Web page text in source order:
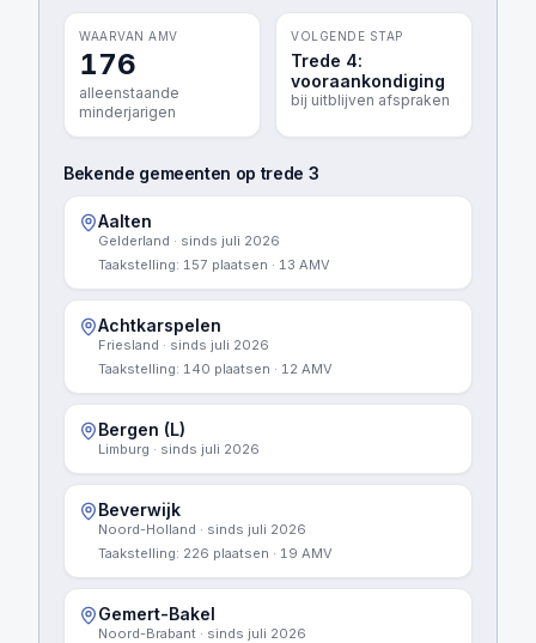
WAARVAN AMV
176
alleenstaande
minderjarigen
VOLGENDE STAP
Trede 4:
vooraankondiging
bij uitblijven afspraken
Bekende gemeenten op trede 3
Aalten
Gelderland · sinds juli 2026
Taakstelling: 157 plaatsen · 13 AMV
Achtkarspelen
Friesland · sinds juli 2026
Taakstelling: 140 plaatsen · 12 AMV
Bergen (L)
Limburg · sinds juli 2026
Beverwijk
Noord-Holland · sinds juli 2026
Taakstelling: 226 plaatsen · 19 AMV
Gemert-Bakel
Noord-Brabant · sinds juli 2026